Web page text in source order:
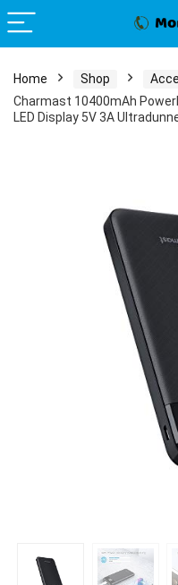
Home Shop
Charmast 10400mAh
LED Display 5V 3A